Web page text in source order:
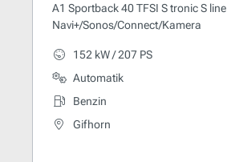
A1 Sportback 40 TFSI S tronic S line
Navi+/Sonos/Connect/Kamera
152 kW / 207 PS
Automatik
Benzin
Gifhorn